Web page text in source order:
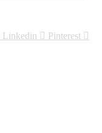
Linkedin Pinterest